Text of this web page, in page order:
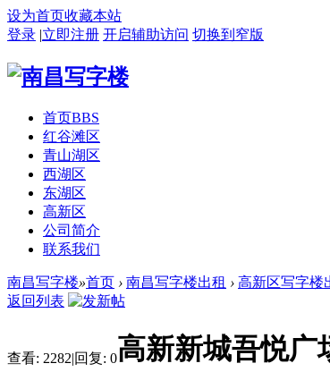
设为首页收藏本站
登录 |立即注册 开启辅助访问 切换到窄版
首页BBS
红谷滩区
青山湖区
西湖区
东湖区
高新区
公司简介
联系我们
南昌写字楼»首页 › 南昌写字楼出租 › 高新区写字楼
返回列表
查看: 2282|回复: 0高新新城吾悦广